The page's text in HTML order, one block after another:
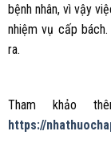
bệnh nhân, vì vậy
nhiệm vụ cấp
ra.
Tham khảo
https://